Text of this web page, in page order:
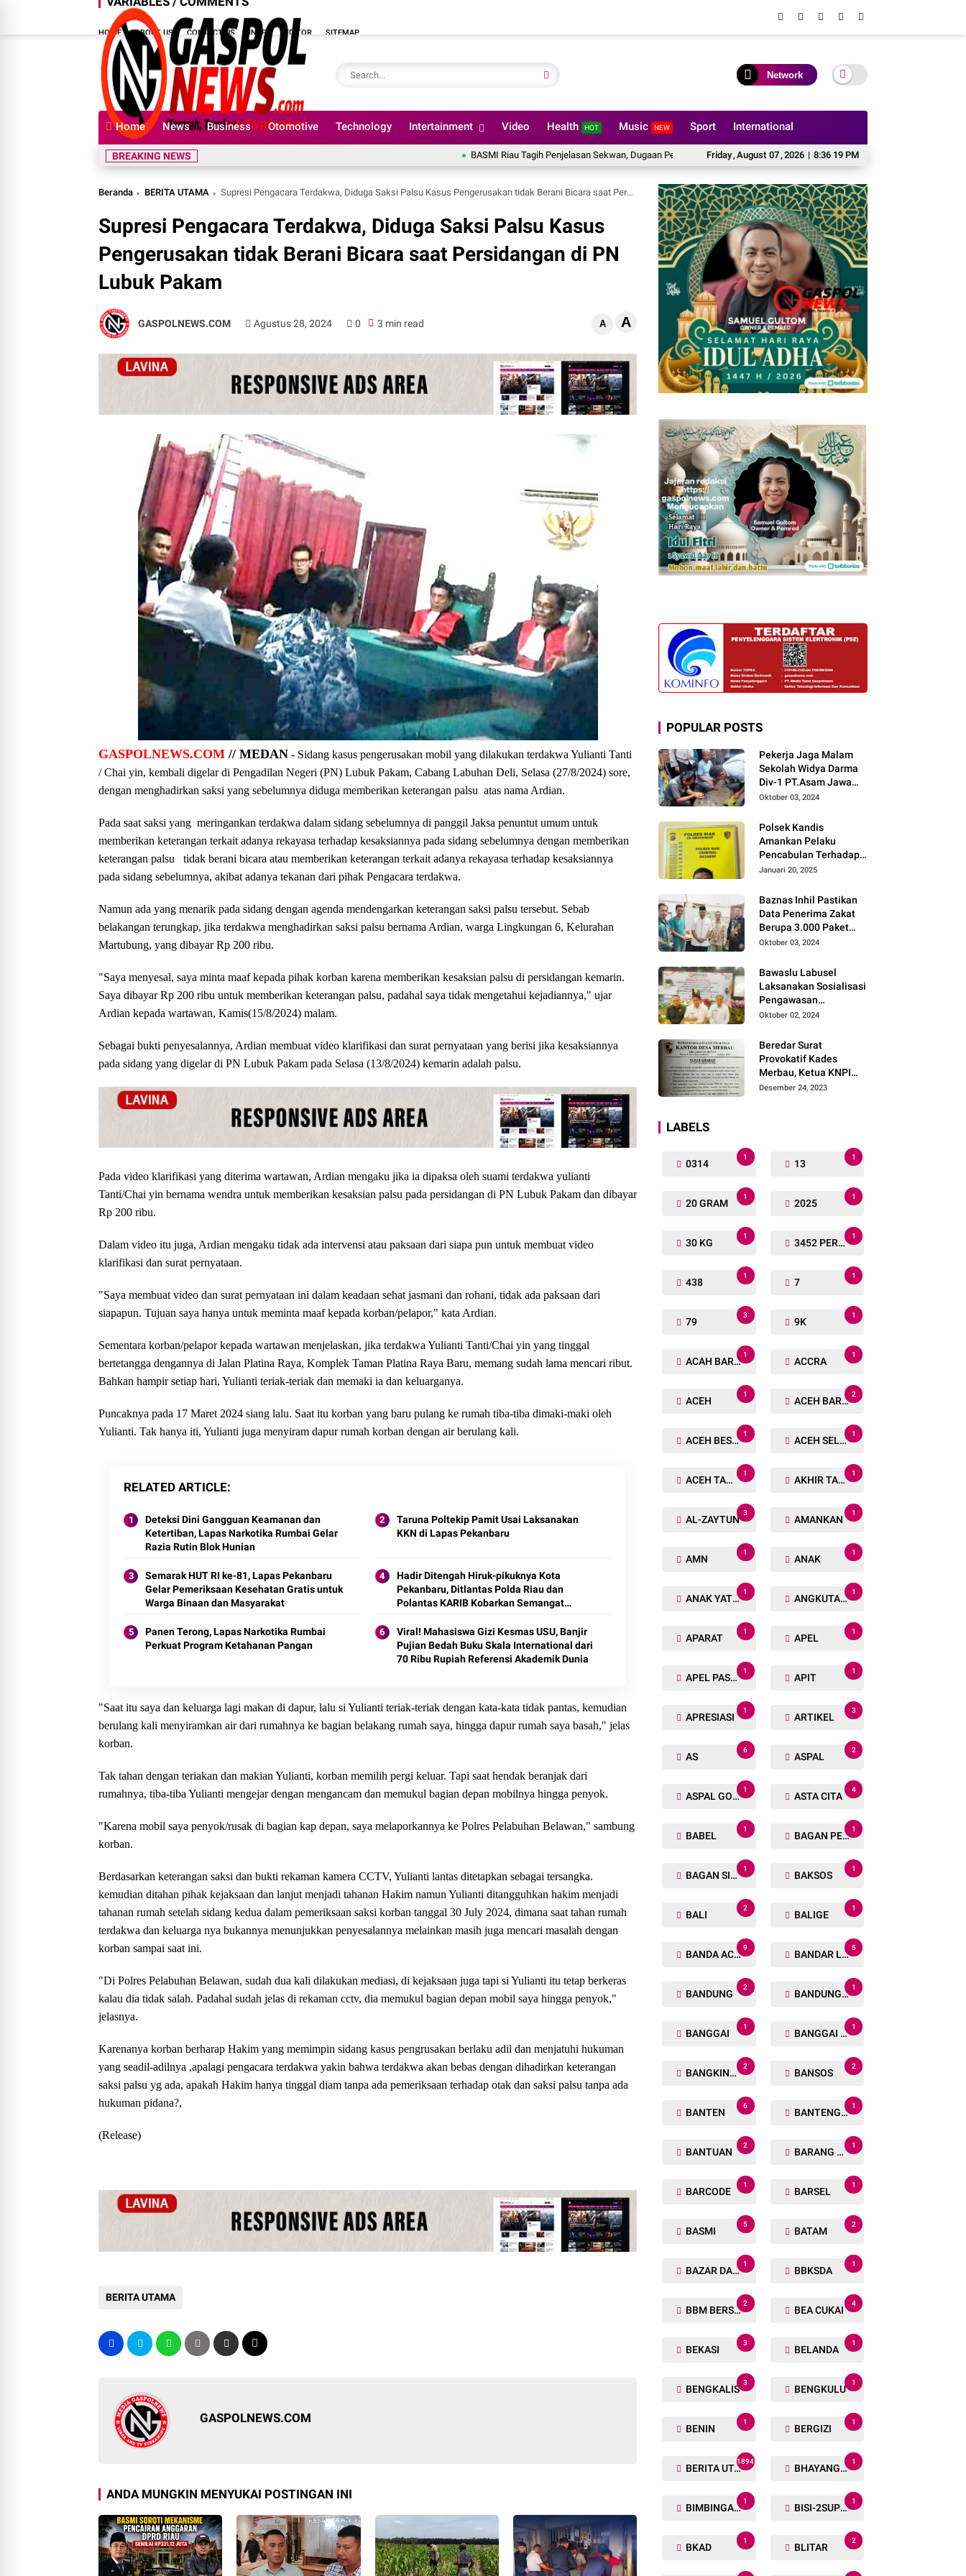
HOME ABOUT US CONTACT US INDEX EDITOR SITEMAP
Network
Home News Business Otomotive Technology Intertainment Video Health HOT Music NEW Sport International
Friday,August 07,2026 | 8:36 20 PM
BREAKING NEWS BASMI Riau Tagih Penjelasan Sekwan, Dugaan Pencairan Anggaran DPRD Tanpa Prosedur Tuai Sorotan Kejati Riau Tetapkan 9
Beranda BERITA UTAMA Supresi Pengacara Terdakwa, Diduga Saksi Palsu Kasus Pengerusakan tidak Berani Bicara saat Persidangan di PN Lubuk Pakam
Supresi Pengacara Terdakwa, Diduga Saksi Palsu Kasus
Pengerusakan tidak Berani Bicara saat Persidangan di PN
Lubuk Pakam
GASPOLNEWS.COM Agustus 28, 2024 0 3 min read A A
GASPOLNEWS.COM // MEDAN - Sidang kasus pengerusakan mobil yang dilakukan terdakwa Yulianti Tanti
/ Chai yin, kembali digelar di Pengadilan Negeri (PN) Lubuk Pakam, Cabang Labuhan Deli, Selasa (27/8/2024) sore,
dengan menghadirkan saksi yang sebelumnya diduga memberikan keterangan palsu atas nama Ardian.
Pada saat saksi yang meringankan terdakwa dalam sidang sebelumnya di panggil Jaksa penuntut umum untuk
memberikan keterangan terkait adanya rekayasa terhadap kesaksiannya pada sidang sebelumnya dengan memberikan
keterangan palsu tidak berani bicara atau memberikan keterangan terkait adanya rekayasa terhadap kesaksiannya
pada sidang sebelumnya, akibat adanya tekanan dari pihak Pengacara terdakwa.
Namun ada yang menarik pada sidang dengan agenda mendengarkan keterangan saksi palsu tersebut. Sebab
belakangan terungkap, jika terdakwa menghadirkan saksi palsu bernama Ardian, warga Lingkungan 6, Kelurahan
Martubung, yang dibayar Rp 200 ribu.
"Saya menyesal, saya minta maaf kepada pihak korban karena memberikan kesaksian palsu di persidangan kemarin.
Saya dibayar Rp 200 ribu untuk memberikan keterangan palsu, padahal saya tidak mengetahui kejadiannya," ujar
Ardian kepada wartawan, Kamis(15/8/2024) malam.
Sebagai bukti penyesalannya, Ardian membuat video klarifikasi dan surat pernyataan yang berisi jika kesaksiannya
pada sidang yang digelar di PN Lubuk Pakam pada Selasa (13/8/2024) kemarin adalah palsu.
Pada video klarifikasi yang diterima wartawan, Ardian mengaku jika ia dipaksa oleh suami terdakwa yulianti
Tanti/Chai yin bernama wendra untuk memberikan kesaksian palsu pada persidangan di PN Lubuk Pakam dan dibayar
Rp 200 ribu.
Dalam video itu juga, Ardian mengaku tidak ada intervensi atau paksaan dari siapa pun untuk membuat video
klarifikasi dan surat pernyataan.
"Saya membuat video dan surat pernyataan ini dalam keadaan sehat jasmani dan rohani, tidak ada paksaan dari
siapapun. Tujuan saya hanya untuk meminta maaf kepada korban/pelapor," kata Ardian.
Sementara korban/pelapor kepada wartawan menjelaskan, jika terdakwa Yulianti Tanti/Chai yin yang tinggal
bertetangga dengannya di Jalan Platina Raya, Komplek Taman Platina Raya Baru, memang sudah lama mencari ribut.
Bahkan hampir setiap hari, Yulianti teriak-teriak dan memaki ia dan keluarganya.
Puncaknya pada 17 Maret 2024 siang lalu. Saat itu korban yang baru pulang ke rumah tiba-tiba dimaki-maki oleh
Yulianti. Tak hanya iti, Yulianti juga menyiram dapur rumah korban dengan air berulang kali.
RELATED ARTICLE
Deteksi Dini Gangguan Keamanan dan
Ketertiban, Lapas Narkotika Rumbai Gelar
Razia Rutin Blok Hunian
Taruna Poltekip Pamit Usai Laksanakan
KKN di Lapas Pekanbaru
Semarak HUT RI ke-81, Lapas Pekanbaru
Gelar Pemeriksaan Kesehatan Gratis untuk
Warga Binaan dan Masyarakat
Hadir Ditengah Hiruk-pikuknya Kota
Pekanbaru, Ditlantas Polda Riau dan
Polantas KARIB Kobarkan Semangat
Policing Jelang HUT RI Ke-81 Tahun
Panen Terong, Lapas Narkotika Rumbai
Perkuat Program Ketahanan Pangan
Viral! Mahasiswa Gizi Kesmas USU, Banjir
Pujian Bedah Buku Skala International dari
70 Ribu Rupiah Referensi Akademik Dunia
"Saat itu saya dan keluarga lagi makan di dapur, lalu si Yulianti teriak-teriak dengan kata-kata tidak pantas, kemudian
berulang kali menyiramkan air dari rumahnya ke bagian belakang rumah saya, hingga dapur rumah saya basah," jelas
korban.
Tak tahan dengan teriakan dan makian Yulianti, korban memilih pergi keluar. Tapi saat hendak beranjak dari
rumahnya, tiba-tiba Yulianti mengejar dengan mengancam dan memukul bagian depan mobilnya hingga penyok.
"Karena mobil saya penyok/rusak di bagian kap depan, saya melaporkannya ke Polres Pelabuhan Belawan," sambung
korban.
Berdasarkan keterangan saksi dan bukti rekaman kamera CCTV, Yulianti lantas ditetapkan sebagai tersangka.
kemudian ditahan pihak kejaksaan dan lanjut menjadi tahanan Hakim namun Yulianti ditangguhkan hakim menjadi
tahanan rumah setelah sidang kedua dalam pemeriksaan saksi korban tanggal 30 July 2024, dimana saat tahan rumah
terdakwa dan keluarga nya bukannya menunjukkan penyesalannya melainkan masih juga mencari masalah dengan
korban sampai saat ini.
"Di Polres Pelabuhan Belawan, sudah dua kali dilakukan mediasi, di kejaksaan juga tapi si Yulianti itu tetap berkeras
kalau dia tidak salah. Padahal sudah jelas di rekaman cctv, dia memukul bagian depan mobil saya hingga penyok,"
jelasnya.
Karenanya korban berharap Hakim yang memimpin sidang kasus pengrusakan berlaku adil dan menjatuhi hukuman
yang seadil-adilnya ,apalagi pengacara terdakwa yakin bahwa terdakwa akan bebas dengan dihadirkan keterangan
saksi palsu yg ada, apakah Hakim hanya tinggal diam tanpa ada pemeriksaan terhadap otak dan saksi palsu tanpa ada
hukuman pidana?,
(Release)
BERITA UTAMA
GASPOLNEWS.COM
ANDA MUNGKIN MENYUKAI POSTINGAN INI
POPULAR POSTS
Pekerja Jaga Malam
Sekolah Widya Darma
Div-1 PT.Asam Jawa
Todongkan Senpi
Sumberjo
Oktober 03, 2024
Polsek Kandis
Amankan Pelaku
Pencabulan Terhadap
Dua Anak Kakak-
Gereja
Januari 20, 2025
Baznas Inhil Pastikan
Data Penerima Zakat
Berupa 3.000 Paket
Premium Boxs Sudah
Oktober 03, 2024
Bawaslu Labusel
Laksanakan Sosialisasi
Pengawasan
Partisipatif kepada
Pemuda Dan Agama
Pada pilkada Serentak
2024
Oktober 02, 2024
Beredar Surat
Provokatif Kades
Merbau, Ketua KNPI
Riau: "Periksa, Tangkap
Desember 24, 2023
LABELS
0314
1
13
1
20 GRAM
1
2025
1
30 KG
1
3452 PERSONIL
1
438
1
7
1
79
3
9K
1
ACAH BARAT
1
ACCRA
1
ACEH
1
ACEH BARAT
2
ACEH BESAR
1
ACEH SELATAN
1
ACEH TAMIANG
1
AKHIR TAHUN
1
AL-ZAYTUN
3
AMANKAN
1
AMN
1
ANAK
1
ANAK YATIM
1
ANGKUTAN TRANSPORTASI
1
APARAT
1
APEL
1
APEL PASUKAN
1
APIT
1
APRESIASI
1
ARTIKEL
3
AS
6
ASPAL
2
ASPAL GORENG
1
ASTA CITA
4
BABEL
1
BAGAN PETE
1
BAGAN SIAPIN API
1
BAKSOS
1
BALI
2
BALIGE
1
BANDA ACEH
9
BANDAR LAMPUNG
5
BANDUNG
2
BANDUNG BARAT
1
BANGGAI
1
BANGGAI LAUT
1
BANGKINANG
2
BANSOS
2
BANTEN
6
BANTENG RAIDERS
1
BANTUAN
2
BARANG TUAKA
1
BARCODE
1
BARSEL
1
BASMI
5
BATAM
2
BAZAR DAN BAKSOS RAMADHAN
1
BBKSDA
1
BBM BERSUBSIDI
2
BEA CUKAI
4
BEKASI
3
BELANDA
1
BENGKALIS
3
BENGKULU
1
BENIN
1
BERGIZI
1
BERITA UTAMA
1894
BHAYANGKARA RUN
1
BIMBINGAN ROHANI
1
BISI-2SUPER
1
BKAD
1
BLITAR
2